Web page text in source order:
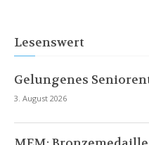
Lesenswert
Gelungenes
3. August 2026